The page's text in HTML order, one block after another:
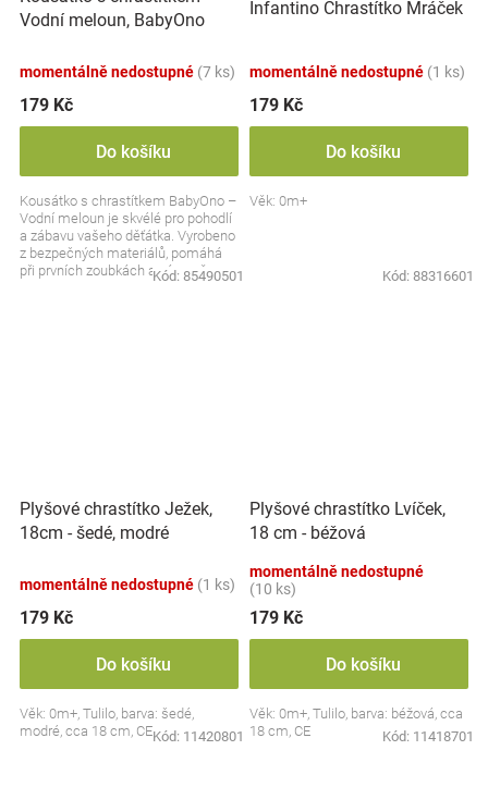
Vodní meloun, BabyOno
momentálně nedostupné (7 ks)
179 Kč
Do košíku
Kousátko s chrastítkem BabyOno –
Vodní meloun je skvélé pro pohodlí
a zábavu vašeho děťátka. Vyrobeno
z bezpečných materiálů, pomáhá
při prvních zoubkách a zároveň
Kód: 85490501
Infantino Chrastítko Mráček
momentálně nedostupné (1 ks)
179 Kč
Do košíku
Věk: 0m+
Kód: 88316601
Plyšové chrastítko Ježek,
18cm - šedé, modré
momentálně nedostupné (1 ks)
179 Kč
Do košíku
Věk: 0m+, Tulilo, barva: šedé,
modré, cca 18 cm, CEKód: 11420801
Plyšové chrastítko Lvíček,
18 cm - béžová
momentálně nedostupné
(10 ks)
179 Kč
Do košíku
Věk: 0m+, Tulilo, barva: béžová, cca
18 cm, CE
Kód: 11418701